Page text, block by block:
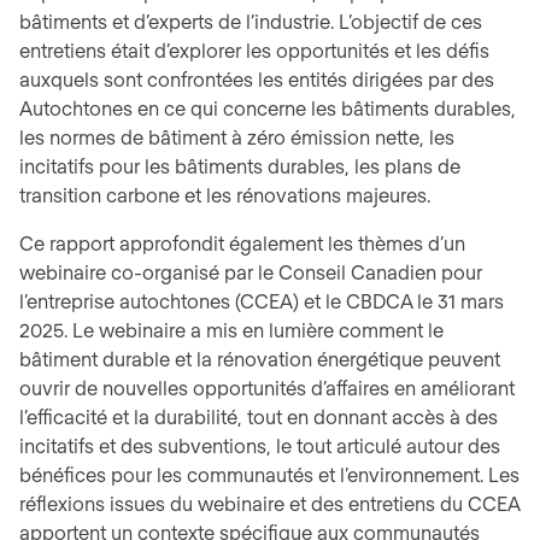
bâtiments et d’experts de l’industrie. L’objectif de ces
entretiens était d’explorer les opportunités et les défis
auxquels sont confrontées les entités dirigées par des
Autochtones en ce qui concerne les bâtiments durables,
les normes de bâtiment à zéro émission nette, les
incitatifs pour les bâtiments durables, les plans de
transition carbone et les rénovations majeures.
Ce rapport approfondit également les thèmes d’un
webinaire co-organisé par le Conseil Canadien pour
l’entreprise autochtones (CCEA) et le CBDCA le 31 mars
2025. Le webinaire a mis en lumière comment le
bâtiment durable et la rénovation énergétique peuvent
ouvrir de nouvelles opportunités d’affaires en améliorant
l’efficacité et la durabilité, tout en donnant accès à des
incitatifs et des subventions, le tout articulé autour des
bénéfices pour les communautés et l’environnement. Les
réflexions issues du webinaire et des entretiens du CCEA
apportent un contexte spécifique aux communautés